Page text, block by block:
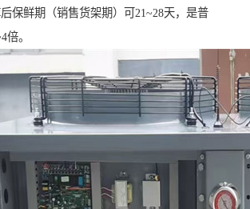
保鲜期（销售货架期）可21~28天，是普
倍。